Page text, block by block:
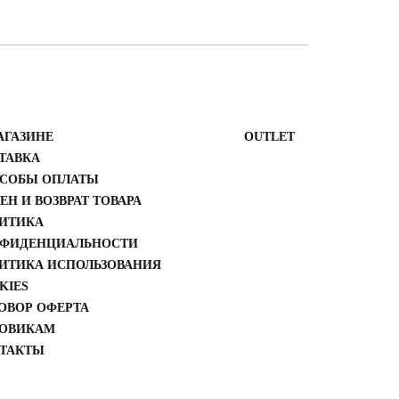
ОПЛАТЫ
И ВОЗВРАТ ТОВАРА
ИСПОЛЬЗОВАНИЯ
ОФЕРТА
ОUTLET